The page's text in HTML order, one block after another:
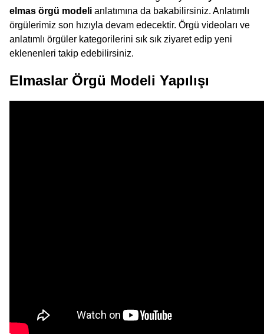
elmas örgü modeli anlatımına da bakabilirsiniz. Anlatımlı
örgülerimiz son hızıyla devam edecektir. Örgü videoları ve
anlatımlı örgüler kategorilerini sık sık ziyaret edip yeni
eklenenleri takip edebilirsiniz.
Elmaslar Örgü Modeli Yapılışı